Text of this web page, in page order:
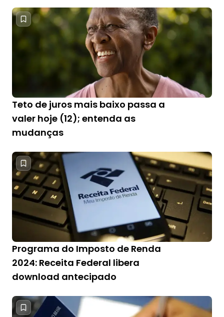
Teto de juros mais baixo passa a
valer hoje (12); entenda as
mudanças
Programa do Imposto de Renda
2024: Receita Federal libera
download antecipado